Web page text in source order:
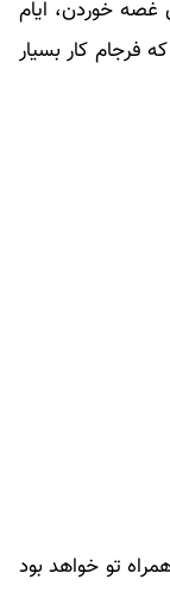
غصه خوردن، ایام
فرجام کار بسیار
تو خواهد بود